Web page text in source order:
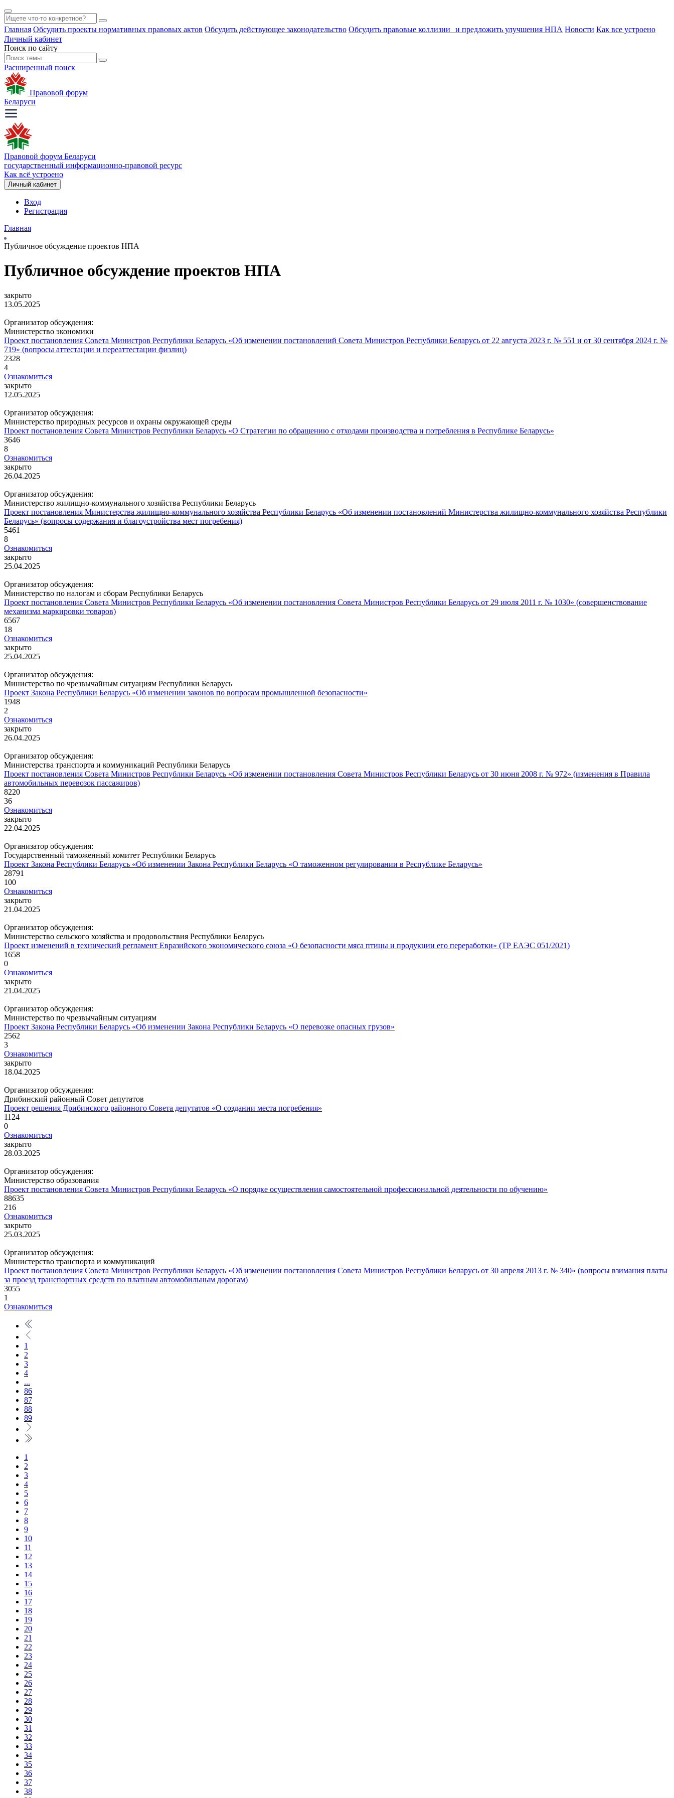
Главная Обсудить проекты нормативных правовых актов Обсудить действующее законодательство Обсудить правовые коллизии и предложить улучшения НПА Новости Как все устроено
Личный кабинет
Поиск по сайту
Расширенный поиск
Правовой форум
Беларуси
Правовой форум Беларуси
государственный информационно-правовой ресурс
Как всё устроено
Личный кабинет
Вход
Регистрация
Главная
Публичное обсуждение проектов НПА
Публичное обсуждение проектов НПА
закрыто
13.05.2025
Организатор обсуждения:
Министерство экономики
Проект постановления Совета Министров Республики Беларусь «Об изменении постановлений Совета Министров Республики Беларусь от 22 августа 2023 г. № 551 и от 30 сентября 2024 г. №
719» (вопросы аттестации и переаттестации физлиц)
2328
4
Ознакомиться
закрыто
12.05.2025
Организатор обсуждения:
Министерство природных ресурсов и охраны окружающей среды
Проект постановления Совета Министров Республики Беларусь «О Стратегии по обращению с отходами производства и потребления в Республике Беларусь»
3646
8
Ознакомиться
закрыто
26.04.2025
Организатор обсуждения:
Министерство жилищно-коммунального хозяйства Республики Беларусь
Проект постановления Министерства жилищно-коммунального хозяйства Республики Беларусь «Об изменении постановлений Министерства жилищно-коммунального хозяйства Республики
Беларусь» (вопросы содержания и благоустройства мест погребения)
5461
8
Ознакомиться
закрыто
25.04.2025
Организатор обсуждения:
Министерство по налогам и сборам Республики Беларусь
Проект постановления Совета Министров Республики Беларусь «Об изменении постановления Совета Министров Республики Беларусь от 29 июля 2011 г. № 1030» (совершенствование
механизма маркировки товаров)
6567
18
Ознакомиться
закрыто
25.04.2025
Организатор обсуждения:
Министерство по чрезвычайным ситуациям Республики Беларусь
Проект Закона Республики Беларусь «Об изменении законов по вопросам промышленной безопасности»
1948
2
Ознакомиться
закрыто
26.04.2025
Организатор обсуждения:
Министерства транспорта и коммуникаций Республики Беларусь
Проект постановления Совета Министров Республики Беларусь «Об изменении постановления Совета Министров Республики Беларусь от 30 июня 2008 г. № 972» (изменения в Правила
автомобильных перевозок пассажиров)
8220
36
Ознакомиться
закрыто
22.04.2025
Организатор обсуждения:
Государственный таможенный комитет Республики Беларусь
Проект Закона Республики Беларусь «Об изменении Закона Республики Беларусь «О таможенном регулировании в Республике Беларусь»
28791
100
Ознакомиться
закрыто
21.04.2025
Организатор обсуждения:
Министерство сельского хозяйства и продовольствия Республики Беларусь
Проект изменений в технический регламент Евразийского экономического союза «О безопасности мяса птицы и продукции его переработки» (ТР ЕАЭС 051/2021)
1658
0
Ознакомиться
закрыто
21.04.2025
Организатор обсуждения:
Министерство по чрезвычайным ситуациям
Проект Закона Республики Беларусь «Об изменении Закона Республики Беларусь «О перевозке опасных грузов»
2562
3
Ознакомиться
закрыто
18.04.2025
Организатор обсуждения:
Дрибинский районный Совет депутатов
Проект решения Дрибинского районного Совета депутатов «О создании места погребения»
1124
0
Ознакомиться
закрыто
28.03.2025
Организатор обсуждения:
Министерство образования
Проект постановления Совета Министров Республики Беларусь «О порядке осуществления самостоятельной профессиональной деятельности по обучению»
88635
216
Ознакомиться
закрыто
25.03.2025
Организатор обсуждения:
Министерство транспорта и коммуникаций
Проект постановления Совета Министров Республики Беларусь «Об изменении постановления Совета Министров Республики Беларусь от 30 апреля 2013 г. № 340» (вопросы взимания платы
за проезд транспортных средств по платным автомобильным дорогам)
3055
1
Ознакомиться
1
2
3
4
...
86
87
88
89
1
2
3
4
5
6
7
8
9
10
11
12
13
14
15
16
17
18
19
20
21
22
23
24
25
26
27
28
29
30
31
32
33
34
35
36
37
38